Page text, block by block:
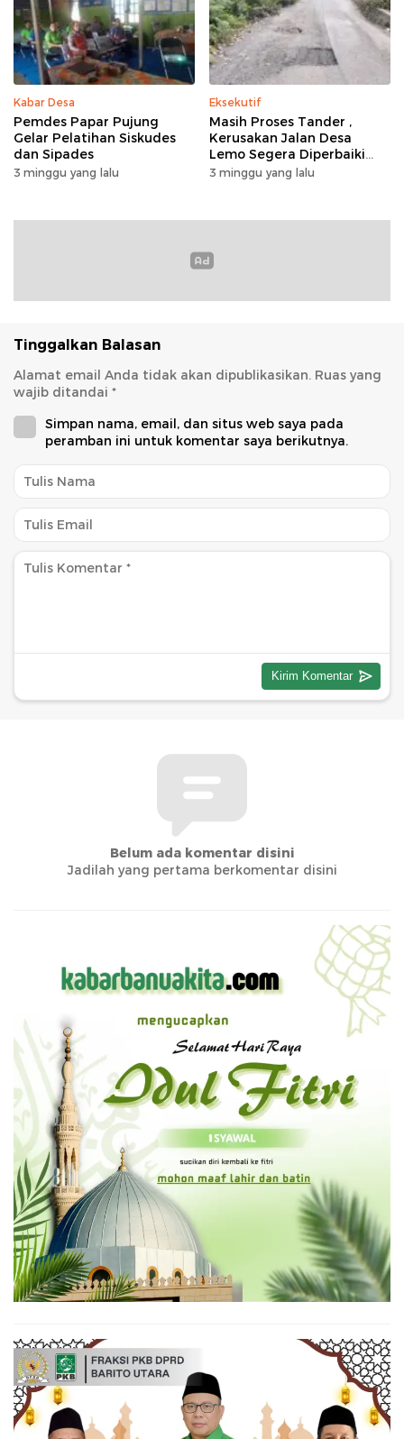
Kabar Desa
Pemdes Papar Pujung
Gelar Pelatihan Siskudes
dan Sipades
3 minggu yang lalu
Eksekutif
Masih Proses Tander ,
Kerusakan Jalan Desa
Lemo Segera Diperbaiki
Tahun Ini
3 minggu yang lalu
Tinggalkan Balasan
Alamat email Anda tidak akan dipublikasikan. Ruas yang
wajib ditandai *
Simpan nama, email, dan situs web saya pada
peramban ini untuk komentar saya berikutnya.
Belum ada komentar disini
Jadilah yang pertama berkomentar disini